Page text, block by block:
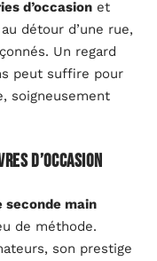
d’occasion et
détour d’une rue,
Un regard
peut suffire pour
soigneusement
d’occasion
seconde main
de méthode.
son prestige